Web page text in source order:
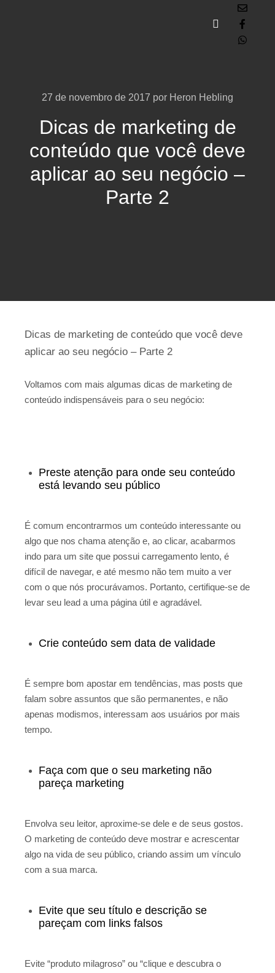
27 de novembro de 2017 por Heron Hebling
Dicas de marketing de
conteúdo que você deve
aplicar ao seu negócio –
Parte 2
Dicas de marketing de conteúdo que você deve
aplicar ao seu negócio – Parte 2
Voltamos com mais algumas dicas de marketing de
conteúdo indispensáveis para o seu negócio:
Preste atenção para onde seu conteúdo
está levando seu público
É comum encontrarmos um conteúdo interessante ou
algo que nos chama atenção e, ao clicar, acabarmos
indo para um site que possui carregamento lento, é
difícil de navegar, e até mesmo não tem muito a ver
com o que nós procurávamos. Portanto, certifique-se de
levar seu lead a uma página útil e agradável.
Crie conteúdo sem data de validade
É sempre bom apostar em tendências, mas posts que
falam sobre assuntos que são permanentes, e não
apenas modismos, interessam aos usuários por mais
tempo.
Faça com que o seu marketing não
pareça marketing
Envolva seu leitor, aproxime-se dele e de seus gostos.
O marketing de conteúdo deve mostrar e acrescentar
algo na vida de seu público, criando assim um vínculo
com a sua marca.
Evite que seu título e descrição se
pareçam com links falsos
Evite “produto milagroso” ou “clique e descubra o